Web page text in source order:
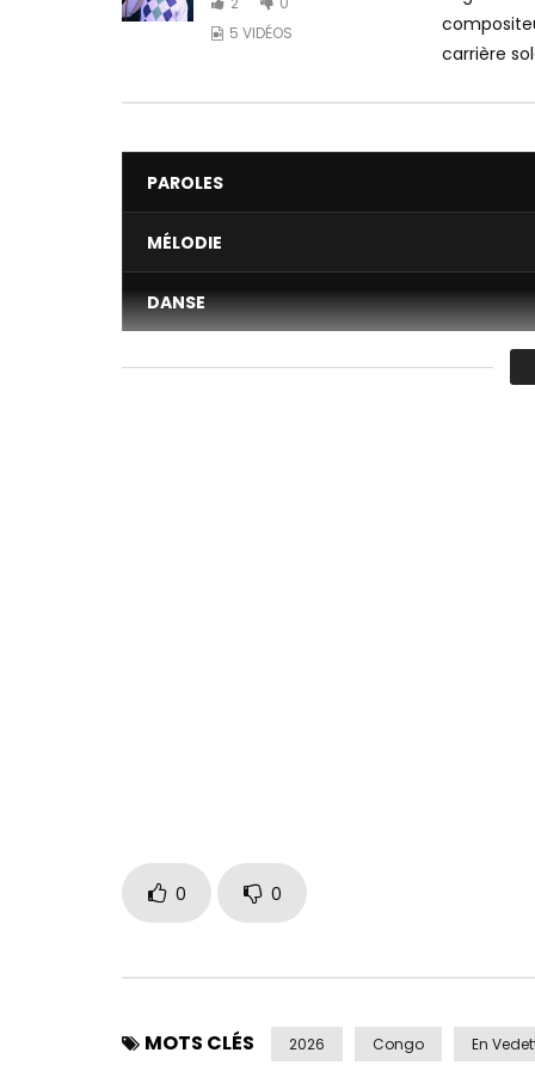
5 VIDÉOS
carrière
PAROLES
MÉLODIE
DANSE
VIDÉO
0 0
MOTS CLÉS 2026 Congo En